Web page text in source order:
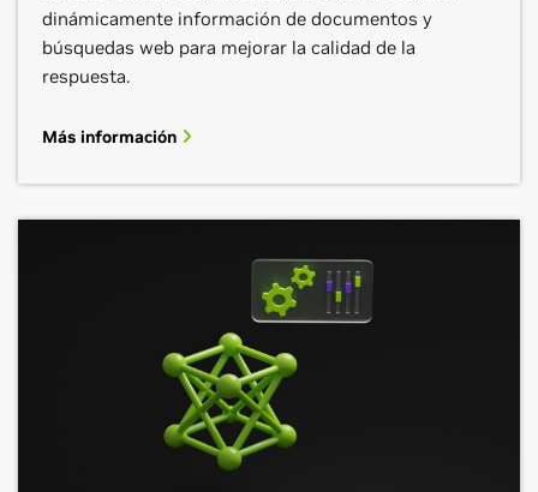
dinámicamente información de documentos y
búsquedas web para mejorar la calidad de la
respuesta.
Más información